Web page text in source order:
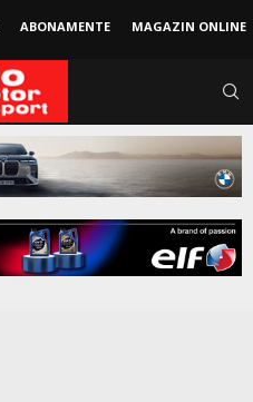
ABONAMENTE MAGAZIN ONLINE